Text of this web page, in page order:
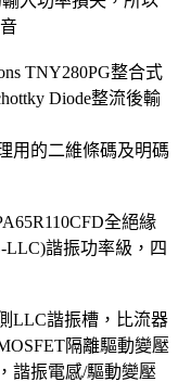
TNY280PG整合式
Diode整流後輸
用的二維條碼及明碼
全絕緣
LLC)諧振功率級，四
LLC諧振槽，比流器
隔離驅動變壓
諧振電感/驅動變壓